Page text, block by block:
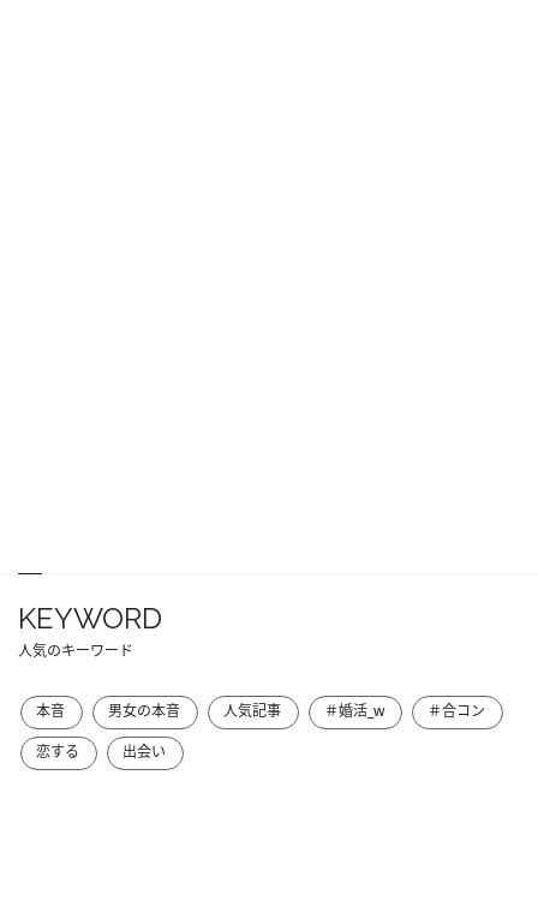
KEYWORD
人気のキーワード
本音 男女の本音 人気記事 ＃婚活_w
＃合コン
恋する
出会い